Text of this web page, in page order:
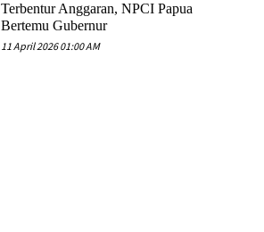
Terbentur Anggaran, NPCI Papua
Bertemu Gubernur
11 April 2026 01:00 AM